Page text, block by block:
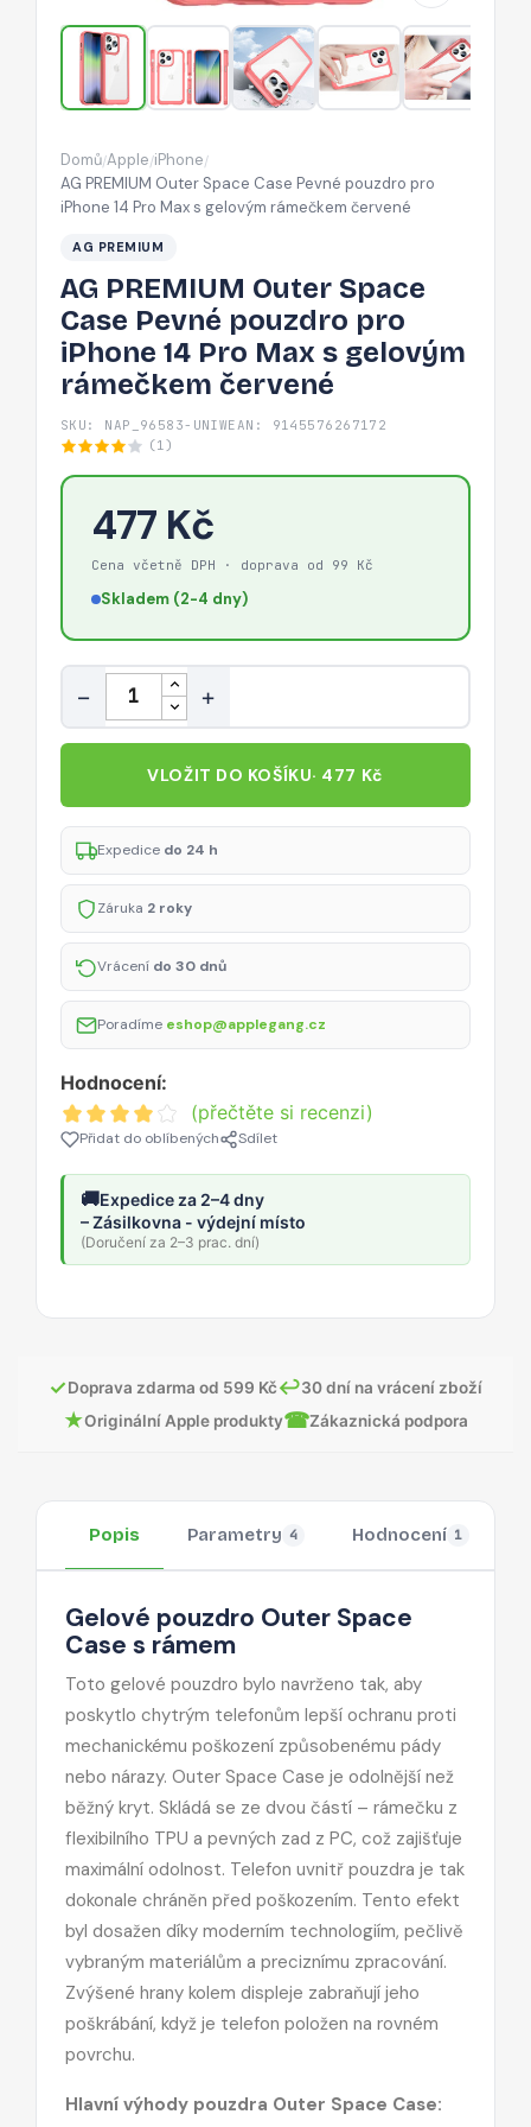
pouzdro
pro
iPhone
14
Max
s
červené
Domů/Apple/iPhone/
AG PREMIUM Outer Space Case Pevné pouzdro pro
iPhone 14 Pro Max s gelovým rámečkem červené
AG PREMIUM
AG PREMIUM Outer Space
Case Pevné pouzdro pro
iPhone 14 Pro Max s gelovým
rámečkem červené
SKU: NAP_96583-UNIWEAN: 9145576267172
(1)
477 Kč
Cena včetně DPH · doprava od 99 Kč
Skladem (2-4 dny)
Množství
− +
VLOŽIT DO KOŠÍKU· 477 Kč
Expedice do 24 h
Záruka 2 roky
Vrácení do 30 dnů
Poradíme eshop@applegang.cz
Hodnocení:
(přečtěte si recenzi)
Přidat do oblíbených Sdílet
🚚Expedice za 2–4 dny
– Zásilkovna - výdejní místo
(Doručení za 2–3 prac. dní)
✓Doprava zdarma od 599 Kč↩30 dní na vrácení zboží
★Originální Apple produkty☎Zákaznická podpora
Popis Parametry 4 Hodnocení 1
Gelové pouzdro Outer Space
Case s rámem
Toto gelové pouzdro bylo navrženo tak, aby
poskytlo chytrým telefonům lepší ochranu proti
mechanickému poškození způsobenému pády
nebo nárazy. Outer Space Case je odolnější než
běžný kryt. Skládá se ze dvou částí – rámečku z
flexibilního TPU a pevných zad z PC, což zajišťuje
maximální odolnost. Telefon uvnitř pouzdra je tak
dokonale chráněn před poškozením. Tento efekt
byl dosažen díky moderním technologiím, pečlivě
vybraným materiálům a preciznímu zpracování.
Zvýšené hrany kolem displeje zabraňují jeho
poškrábání, když je telefon položen na rovném
povrchu.
Hlavní výhody pouzdra Outer Space Case: